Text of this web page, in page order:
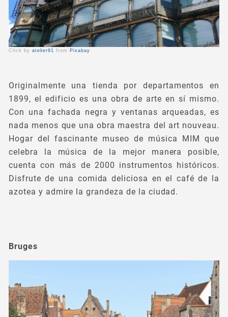
Click by atelier91 from Pixabay
Originalmente una tienda por departamentos en
1899, el edificio es una obra de arte en sí mismo.
Con una fachada negra y ventanas arqueadas, es
nada menos que una obra maestra del art nouveau.
Hogar del fascinante museo de música MIM que
celebra la música de la mejor manera posible,
cuenta con más de 2000 instrumentos históricos.
Disfrute de una comida deliciosa en el café de la
azotea y admire la grandeza de la ciudad.
Bruges